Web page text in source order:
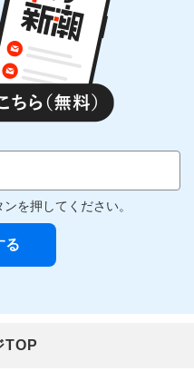
を押してください。
TOP